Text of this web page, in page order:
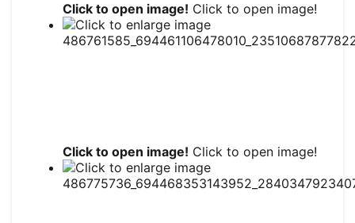
Click to open image! Click to open image!
Click to open image! Click to open image!